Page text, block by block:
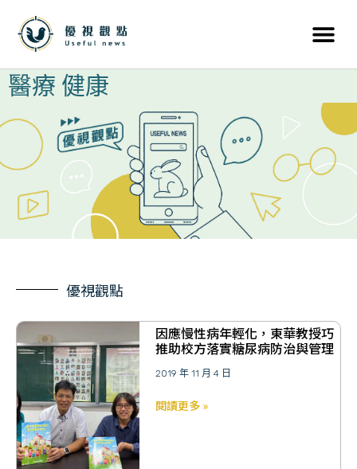
醫療 健康
優視觀點
因應慢性病年輕化，東華教授巧
推助校方落實糖尿病防治與管理
2019 年 11 月 4 日
閱讀更多 »